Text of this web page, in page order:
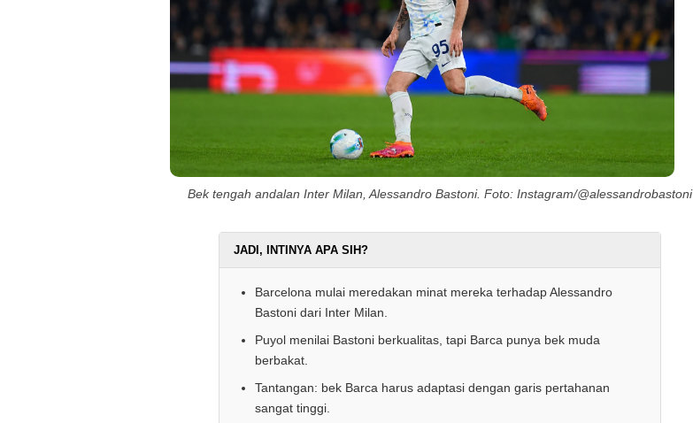
Bek tengah andalan Inter Milan, Alessandro Bastoni. Foto: Instagram/@alessandrobastoni
JADI, INTINYA APA SIH?
Barcelona mulai meredakan minat mereka terhadap Alessandro
Bastoni dari Inter Milan.
Puyol menilai Bastoni berkualitas, tapi Barca punya bek muda
berbakat.
Tantangan: bek Barca harus adaptasi dengan garis pertahanan
sangat tinggi.